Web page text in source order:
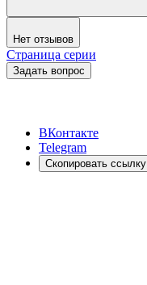
Нет отзывов
Страница серии
Задать вопрос
ВКонтакте
Telegram
Скопировать ссылку